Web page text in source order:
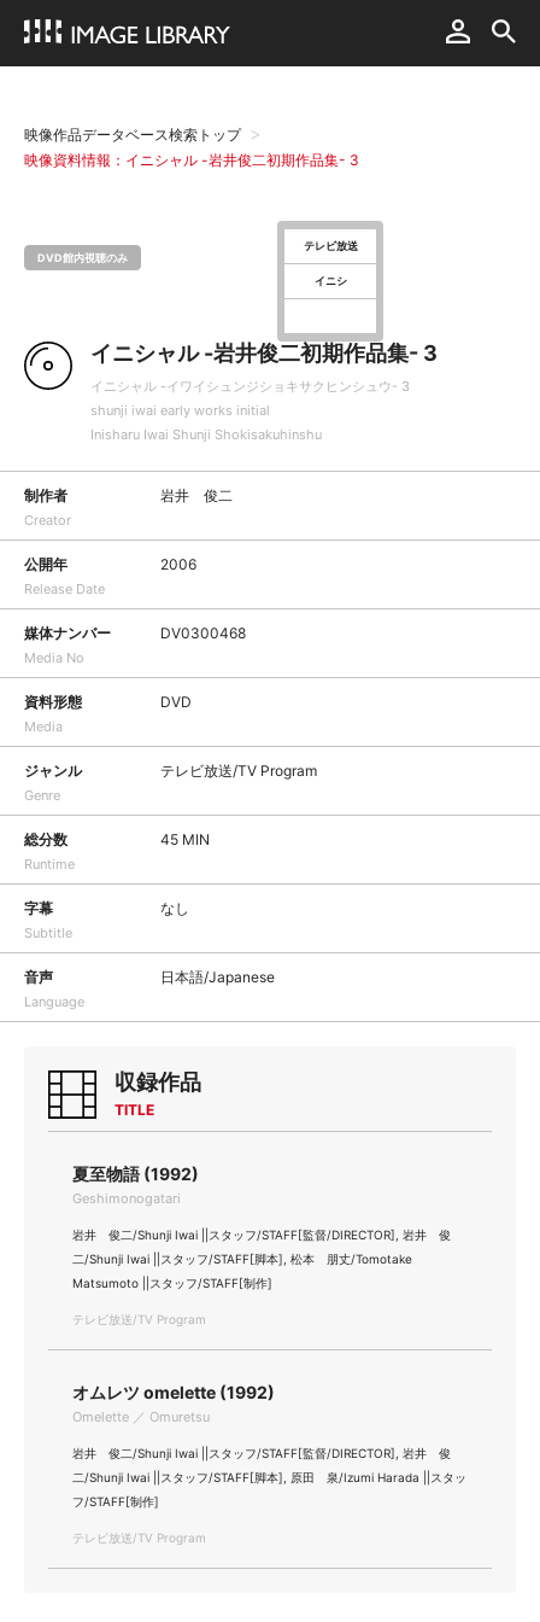
映像作品データベース検索トップ
映像資料情報：イニシャル -岩井俊二初期作品集- 3
DVD館内視聴のみ
テレビ放送
イニシ
イニシャル -岩井俊二初期作品集- 3
イニシャル -イワイシュンジショキサクヒンシュウ- 3
shunji iwai early works initial
Inisharu Iwai Shunji Shokisakuhinshu
制作者
Creator
岩井 俊二
公開年
Release Date
2006
媒体ナンバー
Media No
DV0300468
資料形態
Media
DVD
ジャンル
Genre
テレビ放送/TV Program
総分数
Runtime
45 MIN
字幕
Subtitle
なし
音声
Language
日本語/Japanese
収録作品
TITLE
夏至物語 (1992)
Geshimonogatari
岩井 俊二/Shunji Iwai ||スタッフ/STAFF[監督/DIRECTOR], 岩井 俊
二/Shunji Iwai ||スタッフ/STAFF[脚本], 松本 朋丈/Tomotake
Matsumoto ||スタッフ/STAFF[制作]
テレビ放送/TV Program
オムレツ omelette (1992)
Omelette ／ Omuretsu
岩井 俊二/Shunji Iwai ||スタッフ/STAFF[監督/DIRECTOR], 岩井 俊
二/Shunji Iwai ||スタッフ/STAFF[脚本], 原田 泉/Izumi Harada ||スタッ
フ/STAFF[制作]
テレビ放送/TV Program